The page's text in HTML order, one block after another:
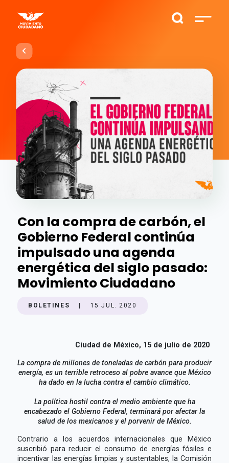
Con la compra de carbón, el
Gobierno Federal continúa
impulsado una agenda
energética del siglo pasado:
Movimiento Ciudadano
BOLETINES 15 JUL. 2020
Ciudad de México, 15 de julio de 2020
La compra de millones de toneladas de carbón para producir
energía, es un terrible retroceso al pobre avance que México
ha dado en la lucha contra el cambio climático.
La política hostil contra el medio ambiente que ha
encabezado el Gobierno Federal, terminará por afectar la
salud de los mexicanos y el porvenir de México.
Contrario a los acuerdos internacionales que México
suscribió para reducir el consumo de energías fósiles e
incentivar las energías limpias y sustentables, la Comisión